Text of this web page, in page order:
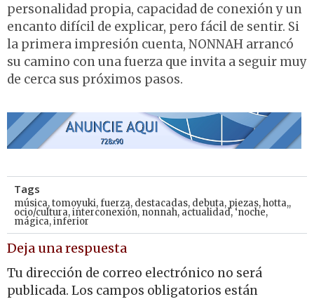
personalidad propia, capacidad de conexión y un
encanto difícil de explicar, pero fácil de sentir. Si
la primera impresión cuenta, NONNAH arrancó
su camino con una fuerza que invita a seguir muy
de cerca sus próximos pasos.
Tags
música,tomoyuki,fuerza, destacadas, debuta, piezas,hotta,,
ocio/cultura,interconexión, nonnah, actualidad, ‘noche,
mágica,inferior
Deja una respuesta
Tu dirección de correo electrónico no será
publicada. Los campos obligatorios están